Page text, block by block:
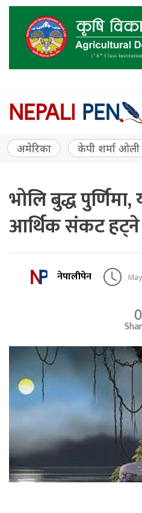
अमेरिका केपी शर्मा ओली
भोलि बुद्ध
आर्थिक संकट हट्ने
नेपालीपेन
0